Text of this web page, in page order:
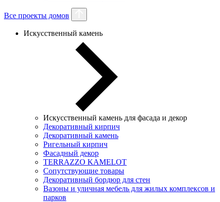
Все проекты домов
Искусственный камень
Искусственный камень для фасада и декор
Декоративный кирпич
Декоративный камень
Ригельный кирпич
Фасадный декор
TERRAZZO KAMELOT
Сопутствующие товары
Декоративный бордюр для стен
Вазоны и уличная мебель для жилых комплексов и
парков